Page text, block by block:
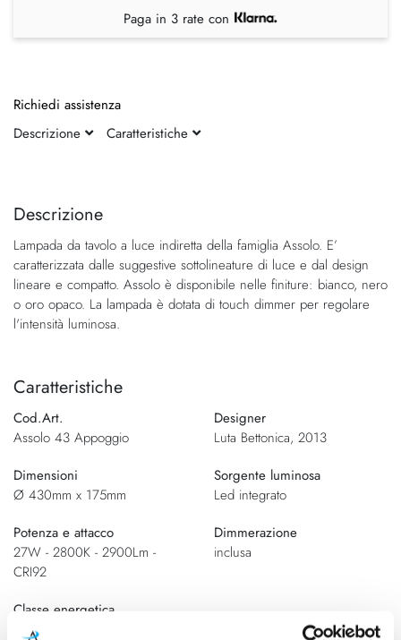
fine
galleria
di
immagini
della
di
immagini
Descrizione
Lampada da tavolo a luce indiretta della famiglia Assolo. E’
caratterizzata dalle suggestive sottolineature di luce e dal design
lineare e compatto. Assolo è disponibile nelle finiture: bianco, nero
o oro opaco. La lampada è dotata di touch dimmer per regolare
l'intensità luminosa.
Caratteristiche
Cod.Art.
Assolo 43 Appoggio
Designer
Luta Bettonica, 2013
Dimensioni
Ø 430mm x 175mm
Sorgente luminosa
Led integrato
Potenza e attacco
27W - 2800K - 2900Lm -
CRI92
Dimmerazione
inclusa
Classe energetica
A++, A+, A
Paga in 3 rate con
Richiedi assistenza
Descrizione
Caratteristiche